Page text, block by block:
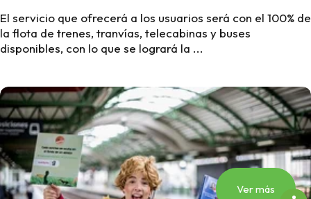
El servicio que ofrecerá a los usuarios será con el 100% de
la flota de trenes, tranvías, telecabinas y buses
disponibles, con lo que se logrará la ...
Ver más